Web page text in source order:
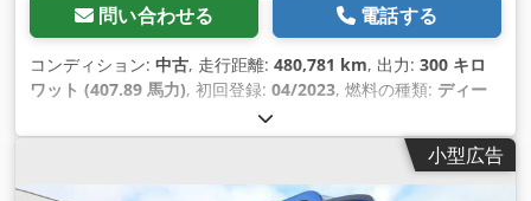
問い合わせる 電話する
コンディション: 中古, 走行距離: 480,781 km, 出力: 300 キロ
ワット (407.89 馬力), 初回登録: 04/2023, 燃料の種類: ディー
オートマチック
ロ6, 色:その他, ブレーキ:リターダ, 製造年:2023, 装備:
ABS（アンチロック・ブレーキ・システム）, エアコン, クルー
ズコントロール, トレーラー連結装置, 障害者対応 ,
小型広告